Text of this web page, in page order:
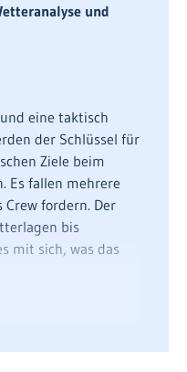
und
eine taktisch
der Schlüssel für
Ziele beim
Es fallen mehrere
fordern. Der
bis
mit sich, was das